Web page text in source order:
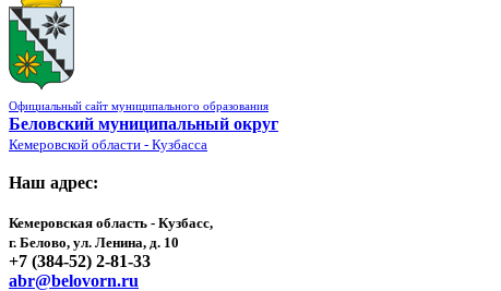
Официальный сайт муниципального образования
Беловский муниципальный округ
Кемеровской области - Кузбасса
Наш адрес:
Кемеровская область - Кузбасс,
г. Белово, ул. Ленина, д. 10
+7 (384-52) 2-81-33
abr@belovorn.ru